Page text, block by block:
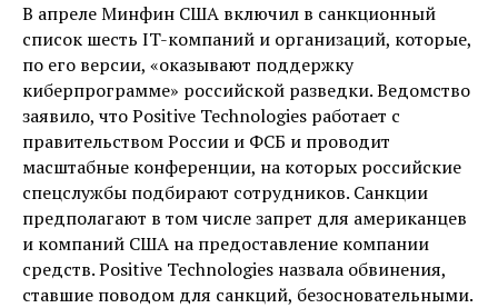
В апреле Минфин США включил в санкционный
список шесть IT-компаний и организаций, которые,
по его версии, «оказывают поддержку
киберпрограмме» российской разведки. Ведомство
заявило, что Positive Technologies работает с
правительством России и ФСБ и проводит
масштабные конференции, на которых российские
спецслужбы подбирают сотрудников. Санкции
предполагают в том числе запрет для американцев
и компаний США на предоставление компании
средств. Positive Technologies назвала обвинения,
ставшие поводом для санкций, безосновательными.